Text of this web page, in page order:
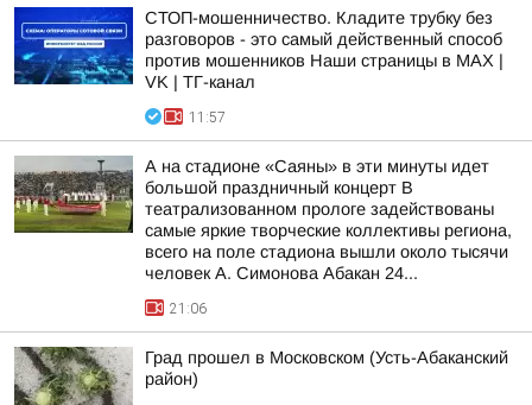
СТОП-мошенничество. Кладите трубку без
разговоров - это самый действенный способ
против мошенников Наши страницы в MAX |
VK | ТГ-канал
11:57
А на стадионе «Саяны» в эти минуты идет
большой праздничный концерт В
театрализованном прологе задействованы
самые яркие творческие коллективы региона,
всего на поле стадиона вышли около тысячи
человек А. Симонова Абакан 24...
21:06
Град прошел в Московском (Усть-Абаканский
район)